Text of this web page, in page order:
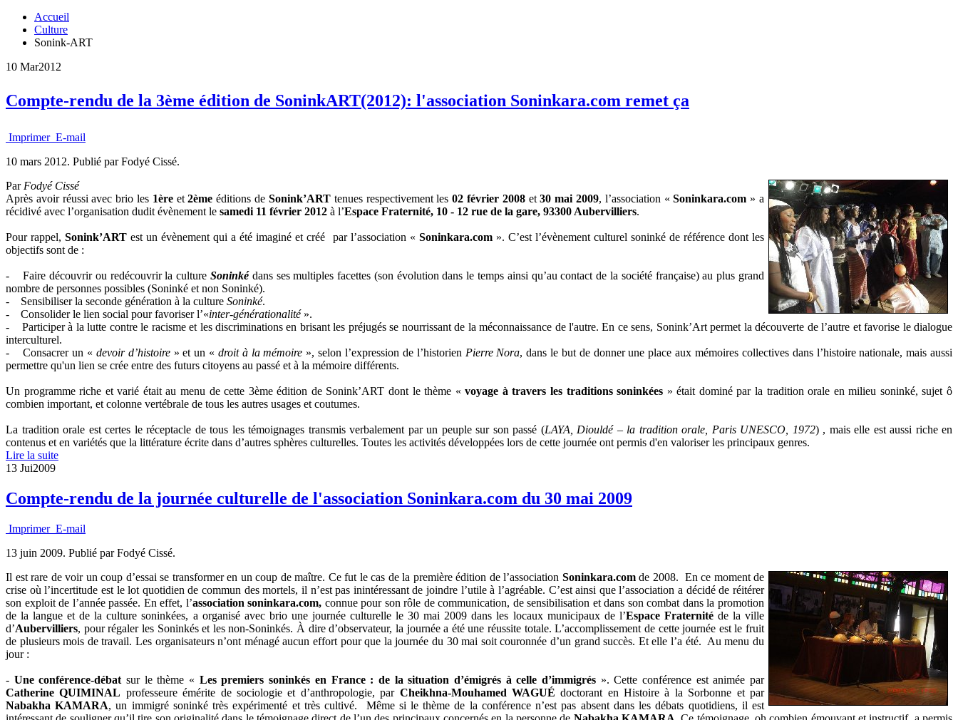
Accueil
Culture
Sonink-ART
10 Mar2012
Compte-rendu de la 3ème édition de SoninkART(2012): l'association Soninkara.com remet ça
Imprimer E-mail
10 mars 2012. Publié par Fodyé Cissé.
Par Fodyé Cissé
Après avoir réussi avec brio les 1ère et2èmeéditions de Sonink’ARTtenues respectivement les02 février 2008et30 mai 2009, l’association «Soninkara.com » a
récidivé avec l’organisation dudit évènement le samedi 11 février 2012 à l’Espace Fraternité, 10 - 12 rue de la gare, 93300 Aubervilliers.
Pour rappel,Sonink’ART est un évènement qui a été imaginé et créé par l’association « Soninkara.com ». C’est l’évènement culturel soninké de référence dont les
objectifs sont de :
- Faire découvrir ou redécouvrir la culture Soninké dans ses multiples facettes (son évolution dans le temps ainsi qu’au contact de la société française) au plus grand
nombre de personnes possibles (Soninké et non Soninké).
- Sensibiliser la seconde génération à la culture Soninké.
- Consolider le lien social pour favoriser l’«inter-générationalité ».
- Participer à la lutte contre le racisme et les discriminations en brisant les préjugés se nourrissant de la méconnaissance de l'autre. En ce sens, Sonink’Art permet la découverte de l’autre et favorise le dialogue
interculturel.
- Consacrer un « devoir d’histoire» et un « droit à la mémoire », selon l’expression de l’historien Pierre Nora, dans le but de donner une place aux mémoires collectives dans l’histoire nationale, mais aussi
permettre qu'un lien se crée entre des futurs citoyens au passé et à la mémoire différents.
Un programme riche et varié était au menu de cette 3ème édition de Sonink’ART dont le thème « voyage à travers les traditions soninkées » était dominé par la tradition orale en milieu soninké, sujet ô
combien important, et colonne vertébrale de tous les autres usages et coutumes.
La tradition orale est certes le réceptacle de tous les témoignages transmis verbalement par un peuple sur son passé (LAYA, Diouldé – la tradition orale, Paris UNESCO, 1972) , mais elle est aussi riche en
contenus et en variétés que la littérature écrite dans d’autres sphères culturelles. Toutes les activités développées lors de cette journée ont permis d'en valoriser les principaux genres.
Lire la suite
13 Jui2009
Compte-rendu de la journée culturelle de l'association Soninkara.com du 30 mai 2009
Imprimer E-mail
13 juin 2009. Publié par Fodyé Cissé.
Il est rare de voir un coup d’essai se transformer en un coup de maître. Ce fut le cas de la première édition de l’association Soninkara.com de 2008. En ce moment de
crise où l’incertitude est le lot quotidien de commun des mortels, il n’est pas inintéressant de joindre l’utile à l’agréable. C’est ainsi que l’association a décidé de réitérer
son exploit de l’année passée. En effet, l’association soninkara.com, connue pour son rôle de communication, de sensibilisation et dans son combat dans la promotion
de la langue et de la culture soninkées, a organisé avec brio une journée culturelle le 30 mai 2009 dans les locaux municipaux de l’Espace Fraternitéde la ville
d’Aubervilliers, pour régaler les Soninkés et les non-Soninkés. À dire d’observateur, la journée a été une réussite totale. L’accomplissement de cette journée est le fruit
de plusieurs mois de travail. Les organisateurs n’ont ménagé aucun effort pour que la journée du 30 mai soit couronnée d’un grand succès. Et elle l’a été. Au menu du
jour :
- Une conférence-débat sur le thème « Les premiers soninkés en France : de la situation d’émigrés à celle d’immigrés». Cette conférence est animée par
Catherine QUIMINAL professeure émérite de sociologie et d’anthropologie, par Cheikhna-Mouhamed WAGUÉdoctorant en Histoire à la Sorbonne et par
Nabakha KAMARA, un immigré soninké très expérimenté et très cultivé. Même si le thème de la conférence n’est pas absent dans les débats quotidiens, il est